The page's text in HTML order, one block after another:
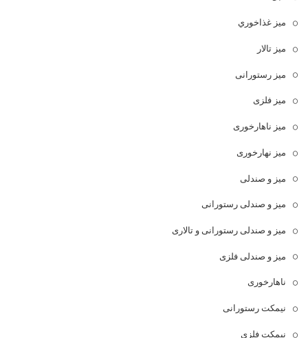
ميز غذاخوري
میز تالار
میز رستورانی
میز فلزی
میز ناهارخوری
میز نهارخوری
میز و صندلی
میز و صندلی رستورانی
میز و صندلی رستورانی و تالاری
میز و صندلی فلزی
ناهارخوری
نیمکت رستورانی
نیمکت فلزی